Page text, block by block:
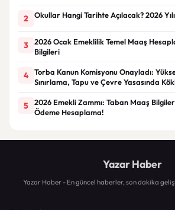
2 Okullar Hangi Tarihte Açılacak? 2026
3
2026 Ocak Emeklilik Temel Maaş
Bilgileri
4
Torba Kanun Komisyonu Onayladı:
Sınırlama, Tapu ve Çevre Yasasında
5
2026 Emekli Zammı: Taban Maaş
Ödeme Hesaplama!
Yazar Haber
Yazar Haber - En güncel haberler, son dakika